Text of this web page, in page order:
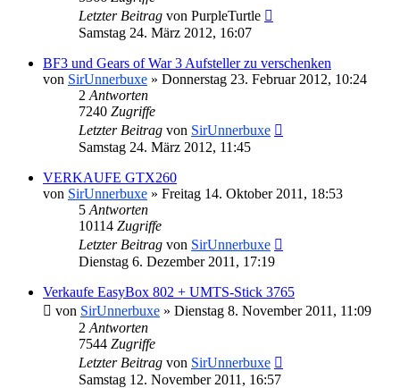
Letzter Beitrag von PurpleTurtle
Samstag 24. März 2012, 16:07
BF3 und Gears of War 3 Aufsteller zu verschenken
von SirUnnerbuxe » Donnerstag 23. Februar 2012, 10:24
2 Antworten
7240 Zugriffe
Letzter Beitrag von SirUnnerbuxe
Samstag 24. März 2012, 11:45
VERKAUFE GTX260
von SirUnnerbuxe » Freitag 14. Oktober 2011, 18:53
5 Antworten
10114 Zugriffe
Letzter Beitrag von SirUnnerbuxe
Dienstag 6. Dezember 2011, 17:19
Verkaufe EasyBox 802 + UMTS-Stick 3765
von SirUnnerbuxe » Dienstag 8. November 2011, 11:09
2 Antworten
7544 Zugriffe
Letzter Beitrag von SirUnnerbuxe
Samstag 12. November 2011, 16:57